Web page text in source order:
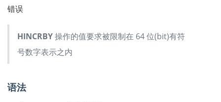
错误
HINCRBY操作的值要求被限制在 64 位(bit)有符
号数字表示之内
语法